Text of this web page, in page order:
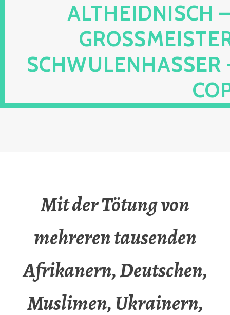
ALTHEIDNISCH
CHWULENHASSER
Mit der Tötung von
mehreren tausenden
Afrikanern, Deutschen,
Muslimen, Ukrainern,